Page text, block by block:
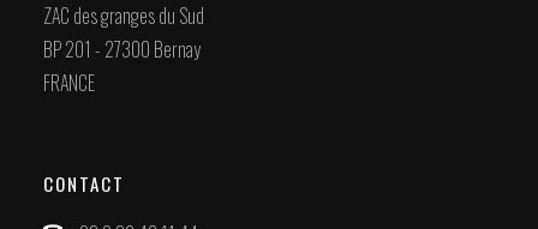
ZAC des granges du Sud
BP 201 - 27300 Bernay
FRANCE
CONTACT